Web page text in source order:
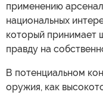
применению
национальных
который принимает
правду на
В потенциальном
оружия, как